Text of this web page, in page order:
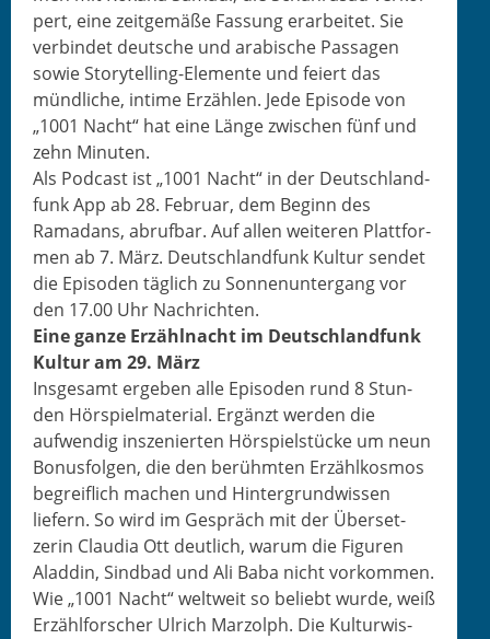
pert, eine zeit­gemäße Fas­sung erar­beit­et. Sie
verbindet deutsche und ara­bis­che Pas­sagen
sowie Sto­ry­telling-Ele­mente und feiert das
mündliche, intime Erzählen. Jede Episode von
„1001 Nacht“ hat eine Länge zwis­chen fünf und
zehn Minuten.
Als Pod­cast ist „1001 Nacht“ in der Deutsch­land­
funk App ab 28. Feb­ru­ar, dem Beginn des
Ramadans, abruf­bar. Auf allen weit­eren Plat­tfor­
men ab 7. März. Deutsch­land­funk Kul­tur sendet
die Episo­den täglich zu Son­nenun­ter­gang vor
den 17.00 Uhr Nachrichten.
Eine ganze Erzählnacht im Deutsch­land­funk
Kul­tur am 29. März
Ins­ge­samt ergeben alle Episo­den rund 8 Stun­
den Hör­spiel­ma­te­r­i­al. Ergänzt wer­den die
aufwendig insze­nierten Hör­spiel­stücke um neun
Bonus­fol­gen, die den berühmten Erzäh­lkos­mos
begrei­flich machen und Hin­ter­grund­wis­sen
liefern. So wird im Gespräch mit der Über­set­
zerin Clau­dia Ott deut­lich, warum die Fig­uren
Aladdin, Sind­bad und Ali Baba nicht vorkom­men.
Wie „1001 Nacht“ weltweit so beliebt wurde, weiß
Erzählforsch­er Ulrich Mar­zolph. Die Kul­tur­wis­